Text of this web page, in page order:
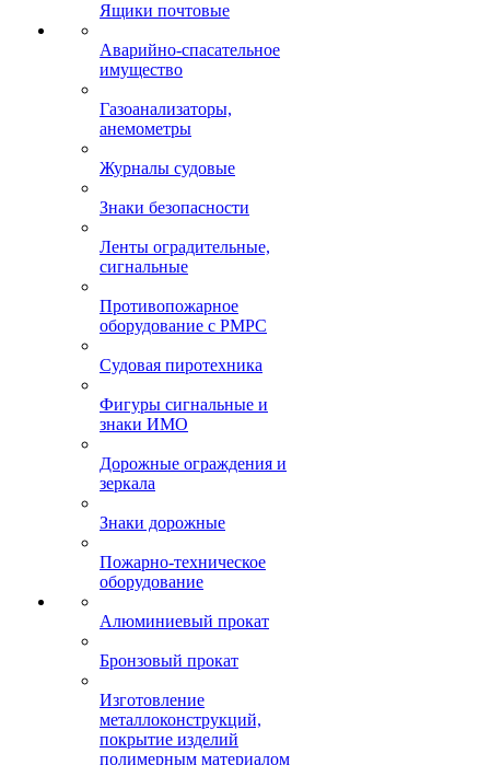
Ящики почтовые
Аварийно-спасательное
имущество
Газоанализаторы,
анемометры
Журналы судовые
Знаки безопасности
Ленты оградительные,
сигнальные
Противопожарное
оборудование с РМРС
Судовая пиротехника
Фигуры сигнальные и
знаки ИМО
Дорожные ограждения и
зеркала
Знаки дорожные
Пожарно-техническое
оборудование
Алюминиевый прокат
Бронзовый прокат
Изготовление
металлоконструкций,
покрытие изделий
полимерным материалом